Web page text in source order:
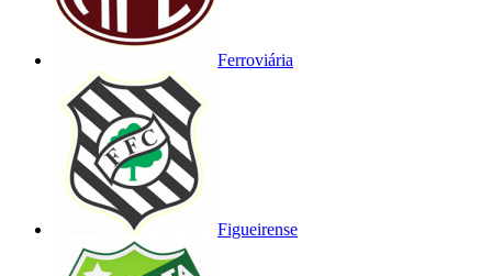
Ferroviária
Figueirense